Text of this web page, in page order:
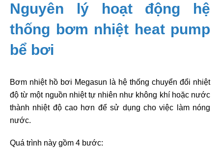
Nguyên lý hoạt động hệ
thống bơm nhiệt heat pump
bể bơi
Bơm nhiệt hồ bơi Megasun là hệ thống chuyển đổi nhiệt
độ từ một nguồn nhiệt tự nhiên như không khí hoặc nước
thành nhiệt độ cao hơn để sử dụng cho việc làm nóng
nước.
Quá trình này gồm 4 bước: